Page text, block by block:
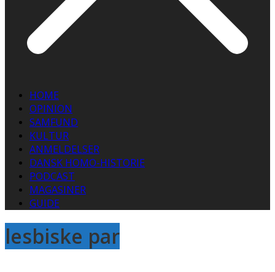
HOME
OPINION
SAMFUND
KULTUR
ANMELDELSER
DANSK HOMO-HISTORIE
PODCAST
MAGASINER
GUIDE
lesbiske par